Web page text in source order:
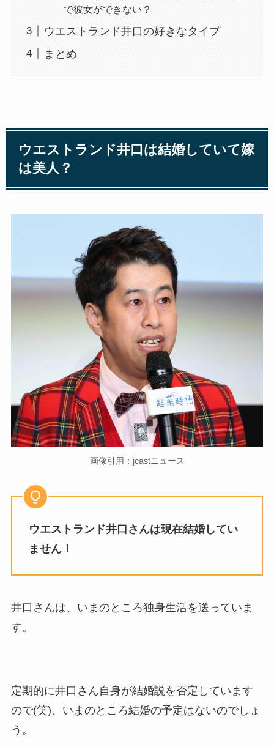
で彼女ができない？
ウエストランド井口の好きなタイプ
まとめ
ウエストランド井口は結婚していて嫁
は美人？
画像引用：jcastニュース
ウエストランド井口さんは現在結婚してい
ません！
井口さんは、いまのところ独身生活を送っていま
す。
定期的に井口さん自身が結婚説を否定しています
ので(笑)、いまのところ結婚の予定はないのでしょ
う。